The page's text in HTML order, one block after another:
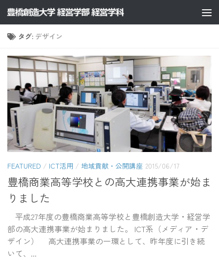
コンテンツへスキップ
タグ: デザイン
FEATURED / ICT活用 / 地域貢献・公開講座 2015/06/17
豊橋商業高等学校との高大連携事業が始ま
りました
平成27年度の豊橋商業高等学校と豊橋創造大学・経営学
部の高大連携事業が始まりました。 ICT系（メディア・デ
ザイン） 高大連携事業の一環として、昨年度に引き続
いて、...